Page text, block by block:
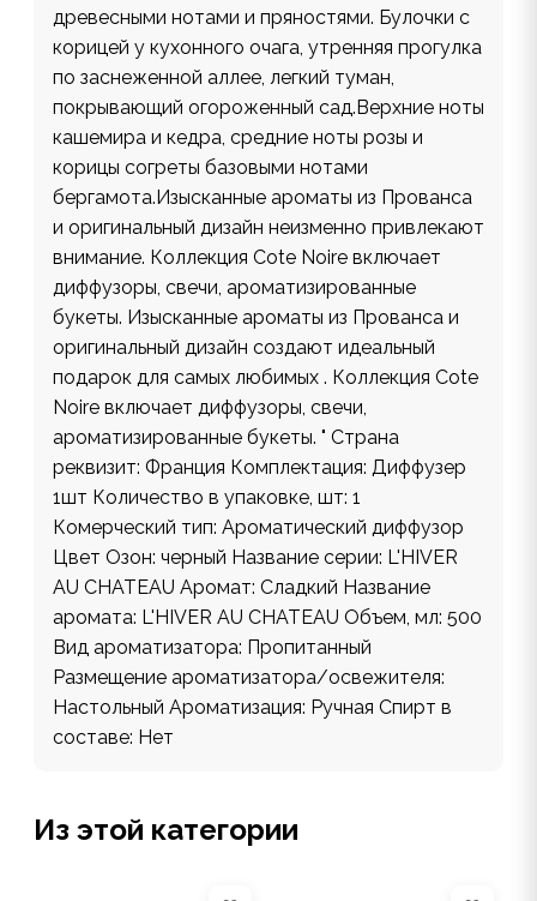
древесными нотами и пряностями. Булочки с
корицей у кухонного очага, утренняя прогулка
по заснеженной аллее, легкий туман,
покрывающий огороженный сад.Верхние ноты
кашемира и кедра, средние ноты розы и
корицы согреты базовыми нотами
бергамота.Изысканные ароматы из Прованса
и оригинальный дизайн неизменно привлекают
внимание. Коллекция Cote Noire включает
диффузоры, свечи, ароматизированные
букеты. Изысканные ароматы из Прованса и
оригинальный дизайн создают идеальный
подарок для самых любимых . Коллекция Cote
Noire включает диффузоры, свечи,
ароматизированные букеты. " Страна
реквизит: Франция Комплектация: Диффузер
1шт Количество в упаковке, шт: 1
Комерческий тип: Ароматический диффузор
Цвет Озон: черный Название серии: L'HIVER
AU CHATEAU Аромат: Сладкий Название
аромата: L'HIVER AU CHATEAU Объем, мл: 500
Вид ароматизатора: Пропитанный
Размещение ароматизатора/освежителя:
Настольный Ароматизация: Ручная Спирт в
составе: Нет
Из этой категории